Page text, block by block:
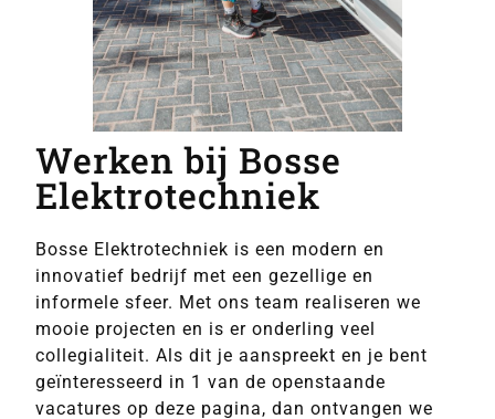
Werken bij Bosse
Elektrotechniek
Bosse Elektrotechniek is een modern en
innovatief bedrijf met een gezellige en
informele sfeer. Met ons team realiseren we
mooie projecten en is er onderling veel
collegialiteit. Als dit je aanspreekt en je bent
geïnteresseerd in 1 van de openstaande
vacatures op deze pagina, dan ontvangen we